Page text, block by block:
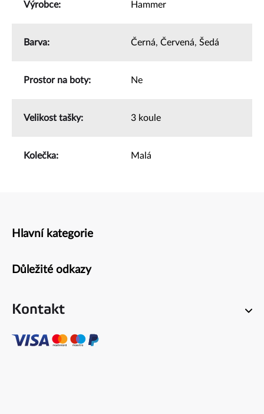
Výrobce: Hammer
Barva: Černá, Červená, Šedá
Prostor na boty: Ne
Velikost tašky: 3 koule
Kolečka: Malá
Zápatí
Hlavní kategorie
Důležité odkazy
Kontakt